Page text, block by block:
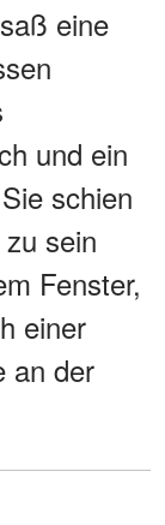
eine
und ein
schien
sein
Fenster,
einer
an der